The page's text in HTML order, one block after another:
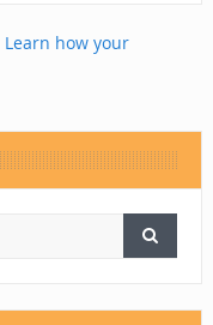
Learn how your